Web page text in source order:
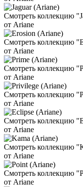
Смотреть коллекцию
от Ariane
Смотреть коллекцию
от Ariane
Смотреть коллекцию
от Ariane
Смотреть коллекцию
от Ariane
Смотреть коллекцию
от Ariane
Смотреть коллекцию
от Ariane
Смотреть коллекцию
от Ariane